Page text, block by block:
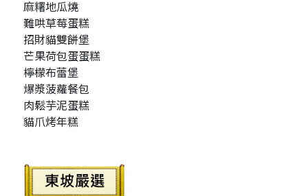
麻糬地瓜燒
難哄草莓蛋糕
招財貓雙餅堡
芒果荷包蛋蛋糕
檸檬布蕾堡
爆漿菠蘿餐包
肉鬆芋泥蛋糕
貓爪烤年糕